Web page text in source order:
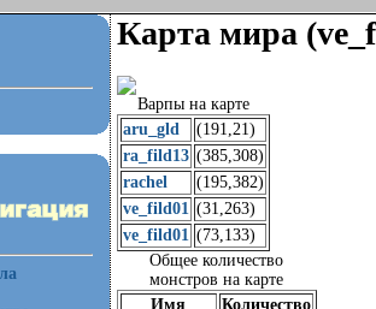
Карта мира
Варпы на карте
aru_gld
(191,21)
ra_fild13 (385,308)
rachel
(195,382)
ve_fild01 (31,263)
ve_fild01 (73,133)
Общее количество
монстров на карте
Имя
Количество